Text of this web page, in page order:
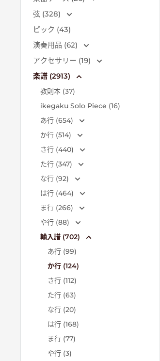
弦 (328)
ピック (43)
演奏用品 (62)
アクセサリー (19)
楽譜 (2913)
教則本 (37)
ikegaku Solo Piece (16)
あ行 (654)
か行 (514)
さ行 (440)
た行 (347)
な行 (92)
は行 (464)
ま行 (266)
や行 (88)
輸入譜 (702)
あ行 (99)
か行 (124)
さ行 (112)
た行 (63)
な行 (20)
は行 (168)
ま行 (77)
や行 (3)